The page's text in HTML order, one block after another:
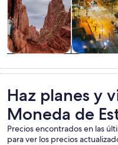
excursiones de
Haz planes y
Moneda de
Precios encontrados en las
para ver los precios